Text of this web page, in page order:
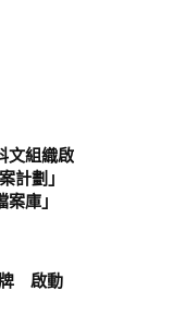
文組織啟
計劃」
庫」
牌 啟動